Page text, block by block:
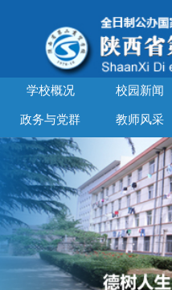
学校概况 校园新闻
政务与党群 教师风采